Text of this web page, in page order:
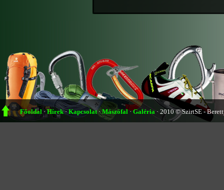
Főoldal·Hírek·Kapcsolat·Mászófal·Galéria · 2010 © SzirtSE -